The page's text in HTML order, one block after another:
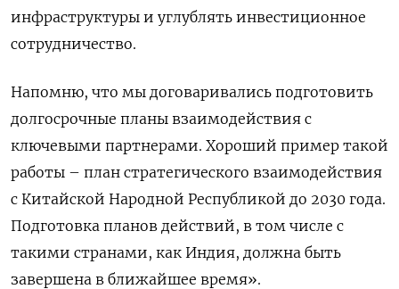
инфраструктуры и углублять инвестиционное
сотрудничество.
Напомню, что мы договаривались подготовить
долгосрочные планы взаимодействия с
ключевыми партнерами. Хороший пример такой
работы – план стратегического взаимодействия
с Китайской Народной Республикой до 2030 года.
Подготовка планов действий, в том числе с
такими странами, как Индия, должна быть
завершена в ближайшее время».